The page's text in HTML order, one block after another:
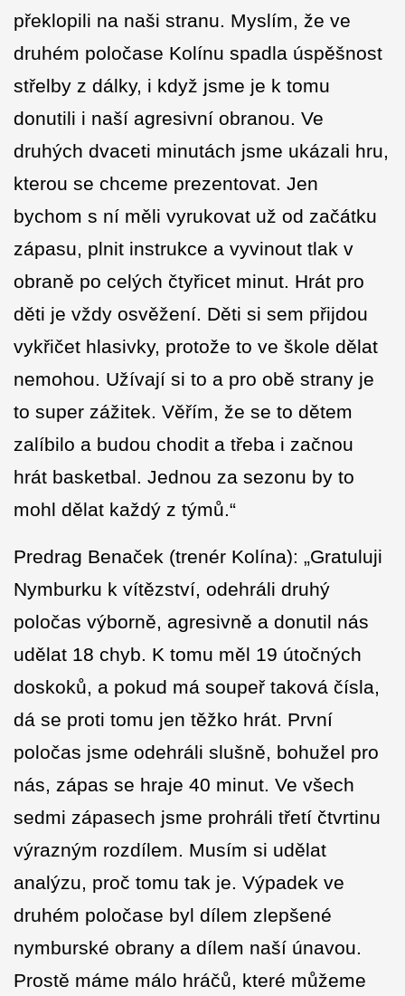
překlopili na naši stranu. Myslím, že ve
druhém poločase Kolínu spadla úspěšnost
střelby z dálky, i když jsme je k tomu
donutili i naší agresivní obranou. Ve
druhých dvaceti minutách jsme ukázali hru,
kterou se chceme prezentovat. Jen
bychom s ní měli vyrukovat už od začátku
zápasu, plnit instrukce a vyvinout tlak v
obraně po celých čtyřicet minut. Hrát pro
děti je vždy osvěžení. Děti si sem přijdou
vykřičet hlasivky, protože to ve škole dělat
nemohou. Užívají si to a pro obě strany je
to super zážitek. Věřím, že se to dětem
zalíbilo a budou chodit a třeba i začnou
hrát basketbal. Jednou za sezonu by to
mohl dělat každý z týmů.“
Predrag Benaček (trenér Kolína): „Gratuluji
Nymburku k vítězství, odehráli druhý
poločas výborně, agresivně a donutil nás
udělat 18 chyb. K tomu měl 19 útočných
doskoků, a pokud má soupeř taková čísla,
dá se proti tomu jen těžko hrát. První
poločas jsme odehráli slušně, bohužel pro
nás, zápas se hraje 40 minut. Ve všech
sedmi zápasech jsme prohráli třetí čtvrtinu
výrazným rozdílem. Musím si udělat
analýzu, proč tomu tak je. Výpadek ve
druhém poločase byl dílem zlepšené
nymburské obrany a dílem naší únavou.
Prostě máme málo hráčů, které můžeme